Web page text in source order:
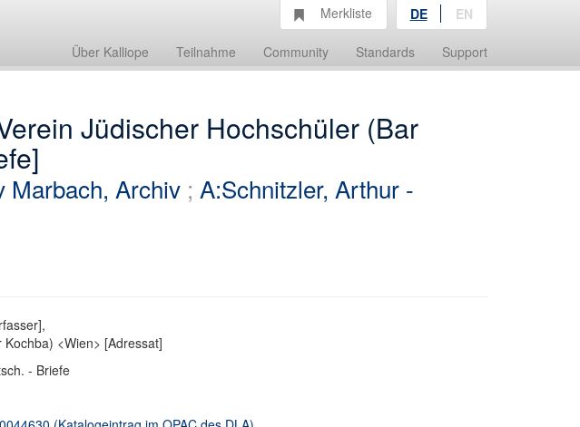
Über Kalliope Teilnahme Community Standards Support
Merkliste DE EN
Jüdischer Hochschüler (Bar
Marbach, Archiv; A:Schnitzler, Arthur -
<Wien> [Adressat]
- Briefe